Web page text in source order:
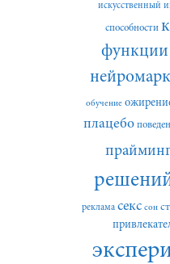
искусственный
способности
функции
обучение
плацебо
прайминг
реклама секс сон